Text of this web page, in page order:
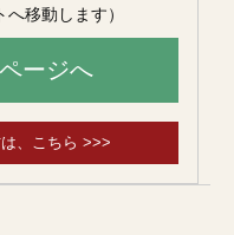
移動します）
ージへ
、こちら >>>